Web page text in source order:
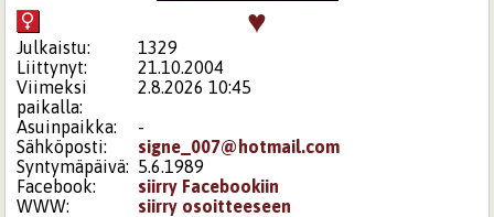
♥
Julkaistu:
1329
Liittynyt:
21.10.2004
Viimeksi
paikalla:
2.8.2026 10:45
Asuinpaikka:
-
Sähköposti:
signe_007@hotmail.com
Syntymäpäivä: 5.6.1989
Facebook:
siirry Facebookiin
WWW:
siirry osoitteeseen